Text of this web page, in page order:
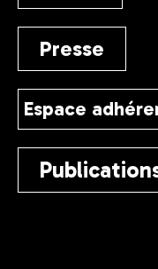
Presse
Espace